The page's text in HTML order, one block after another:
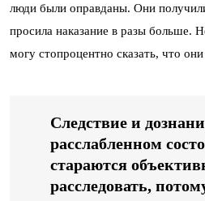
люди были оправданы. Они
просила наказание в разы больше.
могу стопроцентно сказать, что
Следствие и
расслабленном
стараются
расследовать,